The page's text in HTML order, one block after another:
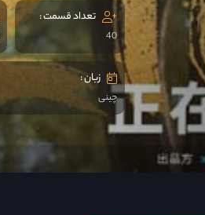
تعداد قسمت :
40
زبان :
چینی